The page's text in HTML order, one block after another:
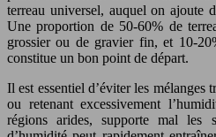
terreau universel, auquel on ajoute
Une proportion de 50-60% de
grossier ou de gravier fin, et 10-
constitue un bon point de départ.
Il est essentiel d’éviter les mélanges
ou retenant excessivement
régions arides, supporte mal les